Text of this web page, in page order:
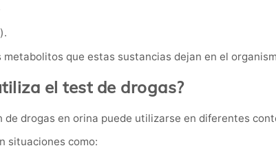
que estas sustancias dejan en el
el test de drogas?
de drogas en orina puede utilizarse en diferentes
situaciones como: